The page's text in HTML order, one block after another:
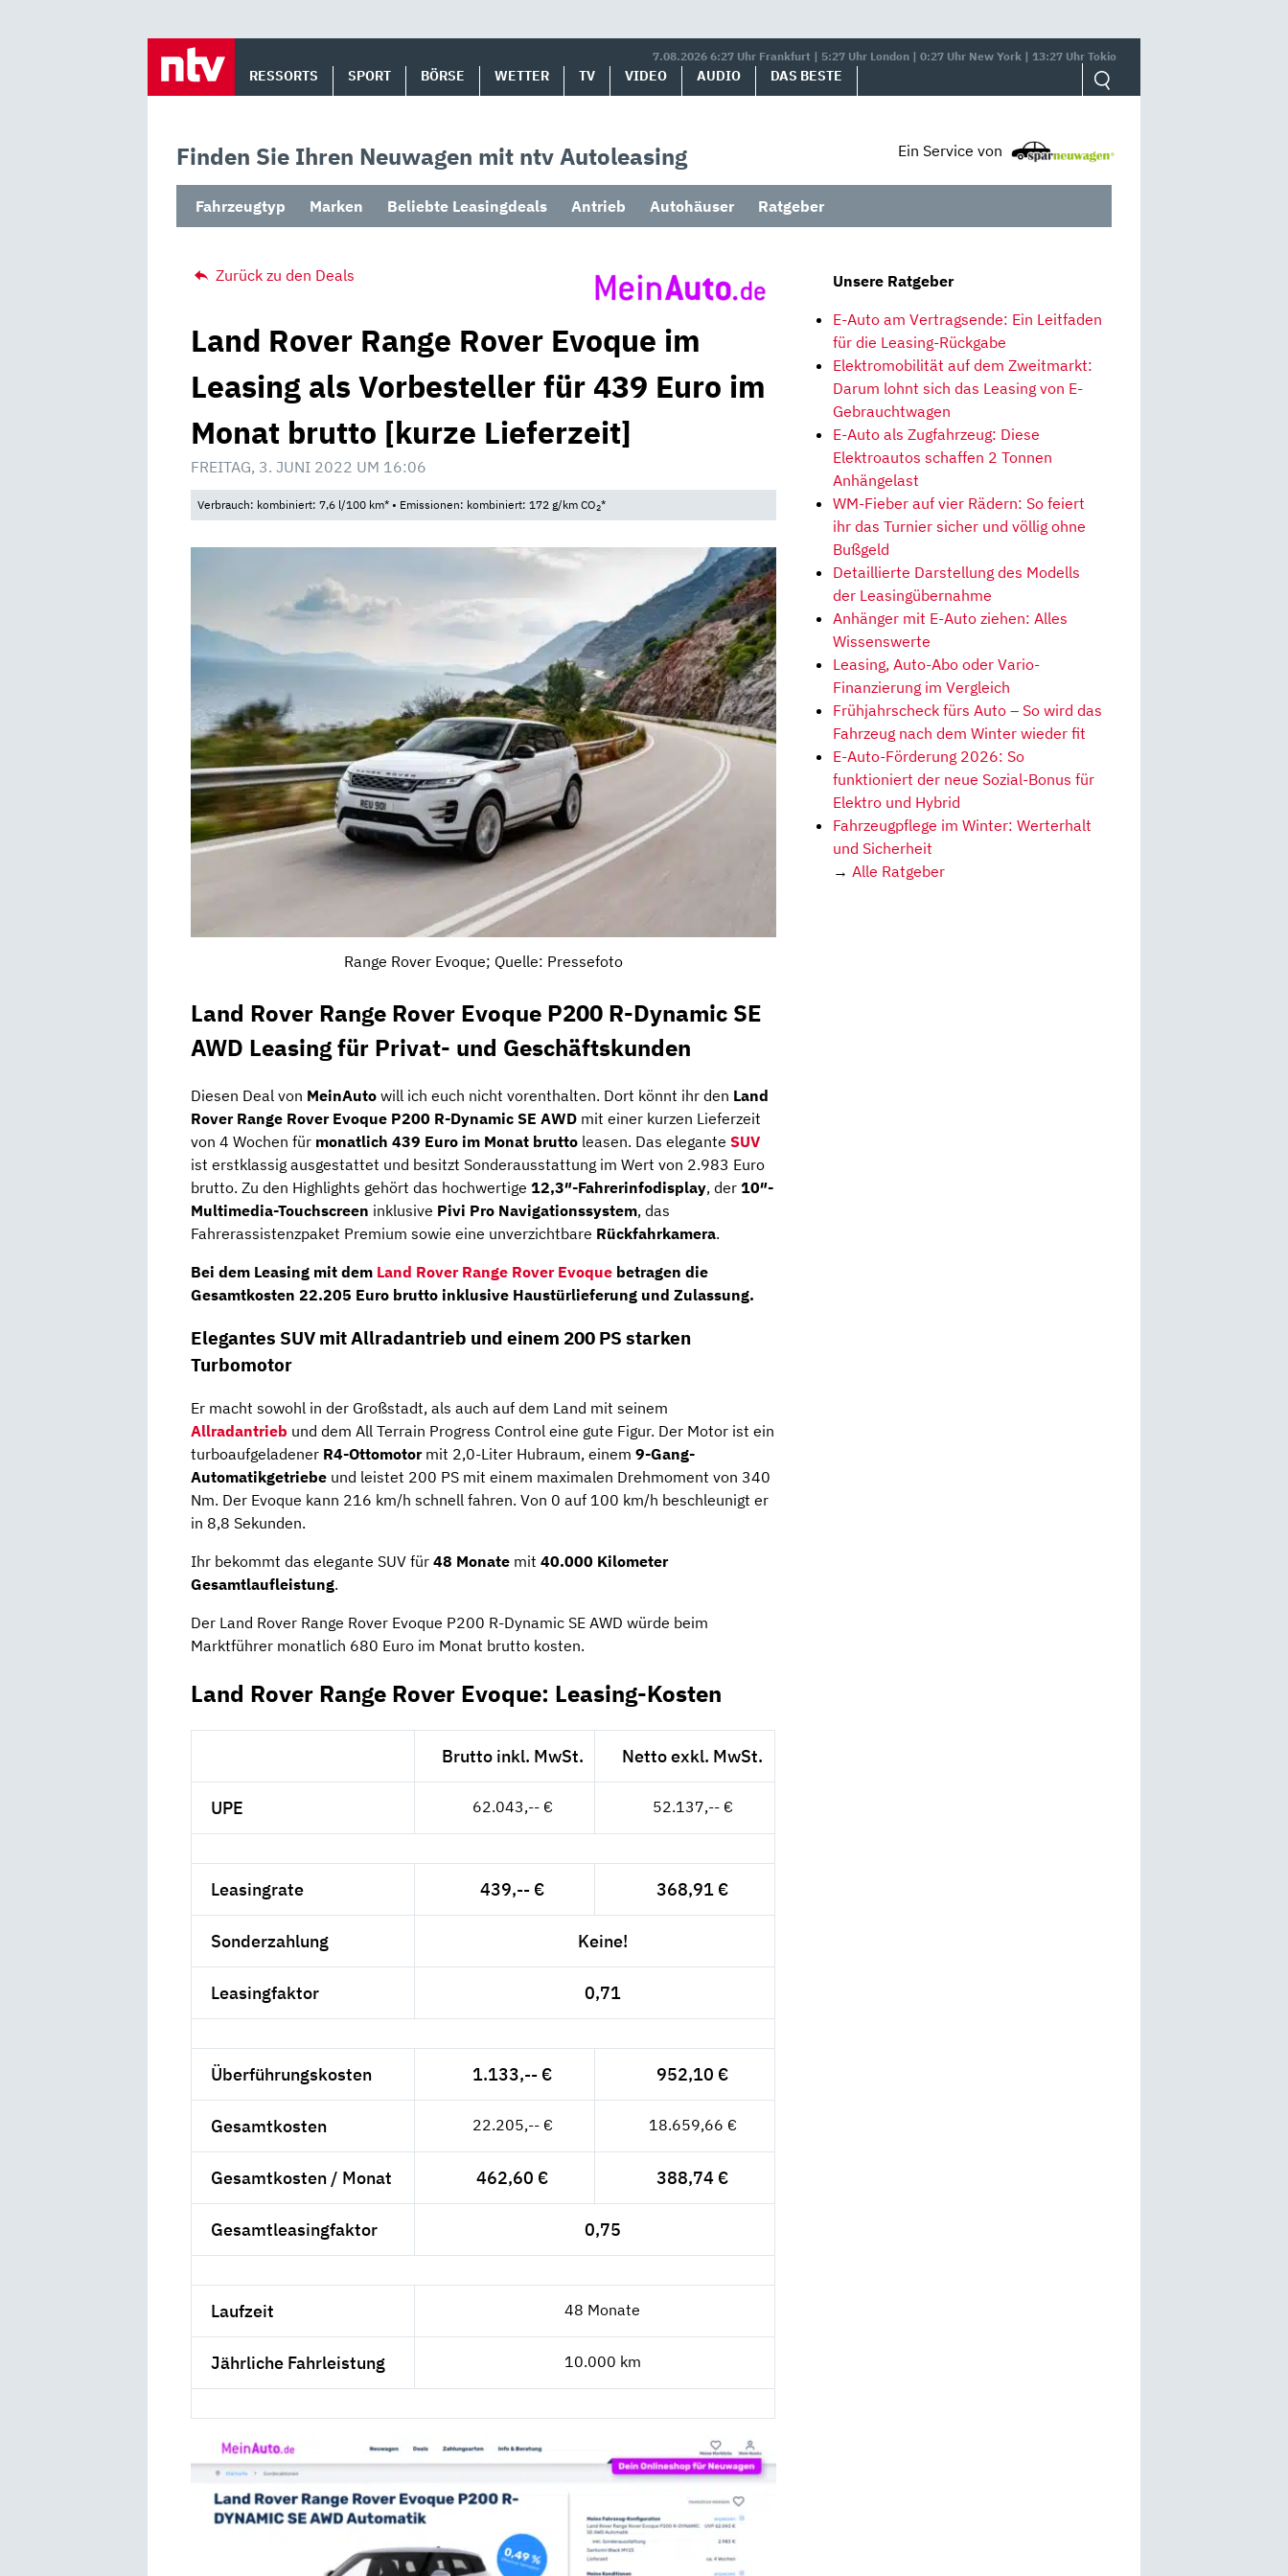
7.08.2026 6:27 Uhr Frankfurt | 5:27 Uhr London | 0:27 Uhr New York | 13:27 Uhr Tokio
RESSORTS SPORT BÖRSE WETTER TV VIDEO AUDIO DAS BESTE
Finden Sie Ihren Neuwagen mit ntv Autoleasing Ein Service von
Fahrzeugtyp Marken Beliebte Leasingdeals Antrieb Autohäuser Ratgeber
Zurück zu den Deals
Land Rover Range Rover Evoque im
Leasing als Vorbesteller für 439 Euro im
Monat brutto [kurze Lieferzeit]
FREITAG, 3. JUNI 2022 UM 16:06
Verbrauch: kombiniert: 7,6 l/100 km* • Emissionen: kombiniert: 172 g/km CO2*
Range Rover Evoque; Quelle: Pressefoto
Land Rover Range Rover Evoque P200 R-Dynamic SE
AWD Leasing für Privat- und Geschäftskunden
Diesen Deal von MeinAuto will ich euch nicht vorenthalten. Dort könnt ihr den Land
Rover Range Rover Evoque P200 R-Dynamic SE AWD mit einer kurzen Lieferzeit
von 4 Wochen für monatlich 439 Euro im Monat brutto leasen. Das elegante SUV
ist erstklassig ausgestattet und besitzt Sonderausstattung im Wert von 2.983 Euro
brutto. Zu den Highlights gehört das hochwertige 12,3″-Fahrerinfodisplay, der 10″-
Multimedia-Touchscreen inklusive Pivi Pro Navigationssystem, das
Fahrerassistenzpaket Premium sowie eine unverzichtbare Rückfahrkamera.
Bei dem Leasing mit dem Land Rover Range Rover Evoque betragen die
Gesamtkosten 22.205 Euro brutto inklusive Haustürlieferung und Zulassung.
Elegantes SUV mit Allradantrieb und einem 200 PS starken
Turbomotor
Er macht sowohl in der Großstadt, als auch auf dem Land mit seinem
Allradantrieb und dem All Terrain Progress Control eine gute Figur. Der Motor ist ein
turboaufgeladener R4-Ottomotormit 2,0-Liter Hubraum, einem 9-Gang-
Automatikgetriebe und leistet 200 PS mit einem maximalen Drehmoment von 340
Nm. Der Evoque kann 216 km/h schnell fahren. Von 0 auf 100 km/h beschleunigt er
in 8,8 Sekunden.
Ihr bekommt das elegante SUV für 48 Monate mit 40.000 Kilometer
Gesamtlaufleistung.
Der Land Rover Range Rover Evoque P200 R-Dynamic SE AWD würde beim
Marktführer monatlich 680 Euro im Monat brutto kosten.
Land Rover Range Rover Evoque: Leasing-Kosten
Brutto inkl. MwSt. Netto exkl. MwSt.
UPE 62.043,-- € 52.137,-- €
Leasingrate 439,-- € 368,91 €
Sonderzahlung Keine!
Leasingfaktor 0,71
Überführungskosten 1.133,-- € 952,10 €
Gesamtkosten 22.205,-- € 18.659,66 €
Gesamtkosten / Monat 462,60 € 388,74 €
Gesamtleasingfaktor 0,75
Laufzeit 48 Monate
Jährliche Fahrleistung 10.000 km
Unsere Ratgeber
E-Auto am Vertragsende: Ein Leitfaden
für die Leasing-Rückgabe
Elektromobilität auf dem Zweitmarkt:
Darum lohnt sich das Leasing von E-
Gebrauchtwagen
E-Auto als Zugfahrzeug: Diese
Elektroautos schaffen 2 Tonnen
Anhängelast
WM-Fieber auf vier Rädern: So feiert
ihr das Turnier sicher und völlig ohne
Bußgeld
Detaillierte Darstellung des Modells
der Leasingübernahme
Anhänger mit E-Auto ziehen: Alles
Wissenswerte
Leasing, Auto-Abo oder Vario-
Finanzierung im Vergleich
Frühjahrscheck fürs Auto – So wird das
Fahrzeug nach dem Winter wieder fit
E-Auto-Förderung 2026: So
funktioniert der neue Sozial-Bonus für
Elektro und Hybrid
Fahrzeugpflege im Winter: Werterhalt
und Sicherheit
→ Alle Ratgeber